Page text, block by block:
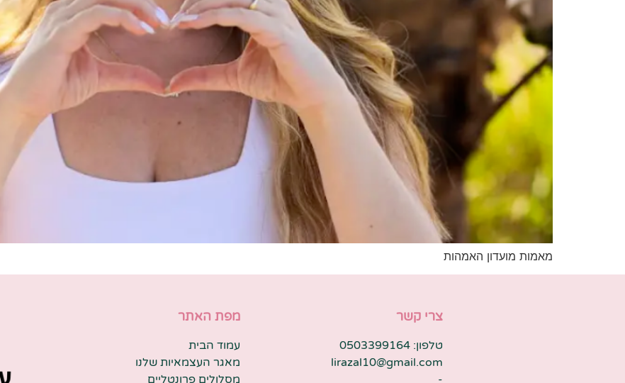
מאמות מועדון האמהות
צרי קשר
טלפון: 0503399164
lirazal10@gmail.com
-
מפת האתר
עמוד הבית
מאגר העצמאיות שלנו
מסלולים פרונטליים